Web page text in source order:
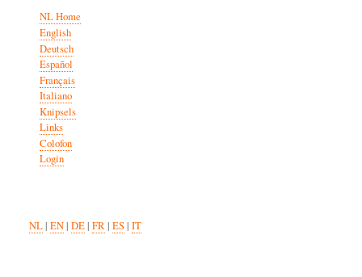
NL Home
English
Deutsch
Español
Français
Italiano
Knipsels
Links
Colofon
Login
NL| EN| DE| FR| ES| IT